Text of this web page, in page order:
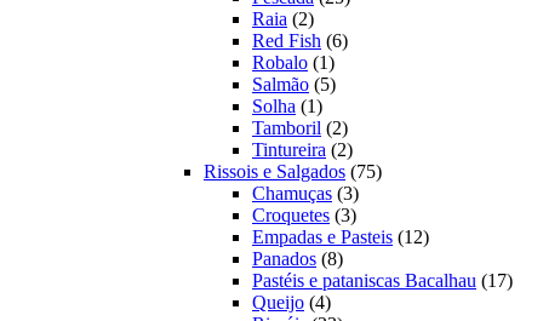
Raia 22
produtos
Red Fish 66
Robalo 11
produto
Salmão 55
Solha 11
produto
Tamboril 22
produtos
Tintureira 22
produtos
Rissois e Salgados 7575
Chamuças 33
produtos
Croquetes 33
produtos
Empadas e Pasteis 1212
Panados 88
produtos
Pastéis e pataniscas Bacalhau 1717
Queijo 44